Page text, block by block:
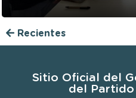
Recientes
Sitio Oficial del
del